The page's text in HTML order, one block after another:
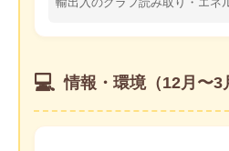
💻 情報・環境（12月〜3